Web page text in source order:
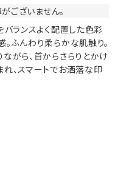
ございません。
バランスよく配置した色彩
ふんわり柔らかな肌触り。
がら、首からさらりとかけ
、スマートでお洒落な印